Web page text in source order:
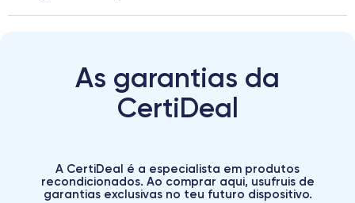
As garantias da
CertiDeal
A CertiDeal é a especialista em produtos
recondicionados. Ao comprar aqui, usufruis de
garantias exclusivas no teu futuro dispositivo.